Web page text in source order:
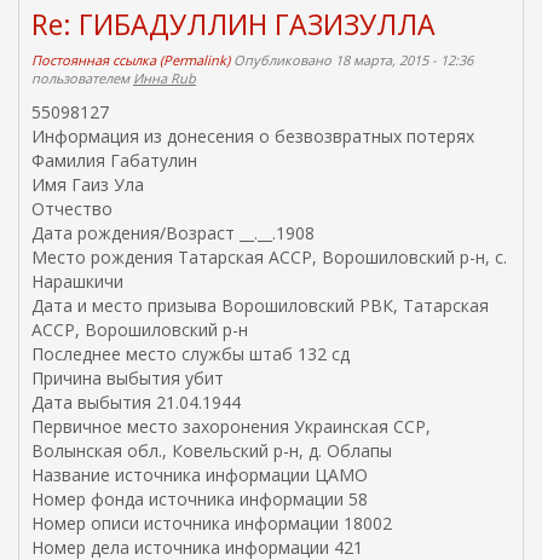
Re: ГИБАДУЛЛИН ГАЗИЗУЛЛА
Постоянная ссылка (Permalink)Опубликовано 18 марта, 2015 - 12:36
пользователем Инна Rub
55098127
Информация из донесения о безвозвратных потерях
Фамилия Габатулин
Имя Гаиз Ула
Отчество
Дата рождения/Возраст __.__.1908
Место рождения Татарская АССР, Ворошиловский р-н, с.
Нарашкичи
Дата и место призыва Ворошиловский РВК, Татарская
АССР, Ворошиловский р-н
Последнее место службы штаб 132 сд
Причина выбытия убит
Дата выбытия 21.04.1944
Первичное место захоронения Украинская ССР,
Волынская обл., Ковельский р-н, д. Облапы
Название источника информации ЦАМО
Номер фонда источника информации 58
Номер описи источника информации 18002
Номер дела источника информации 421